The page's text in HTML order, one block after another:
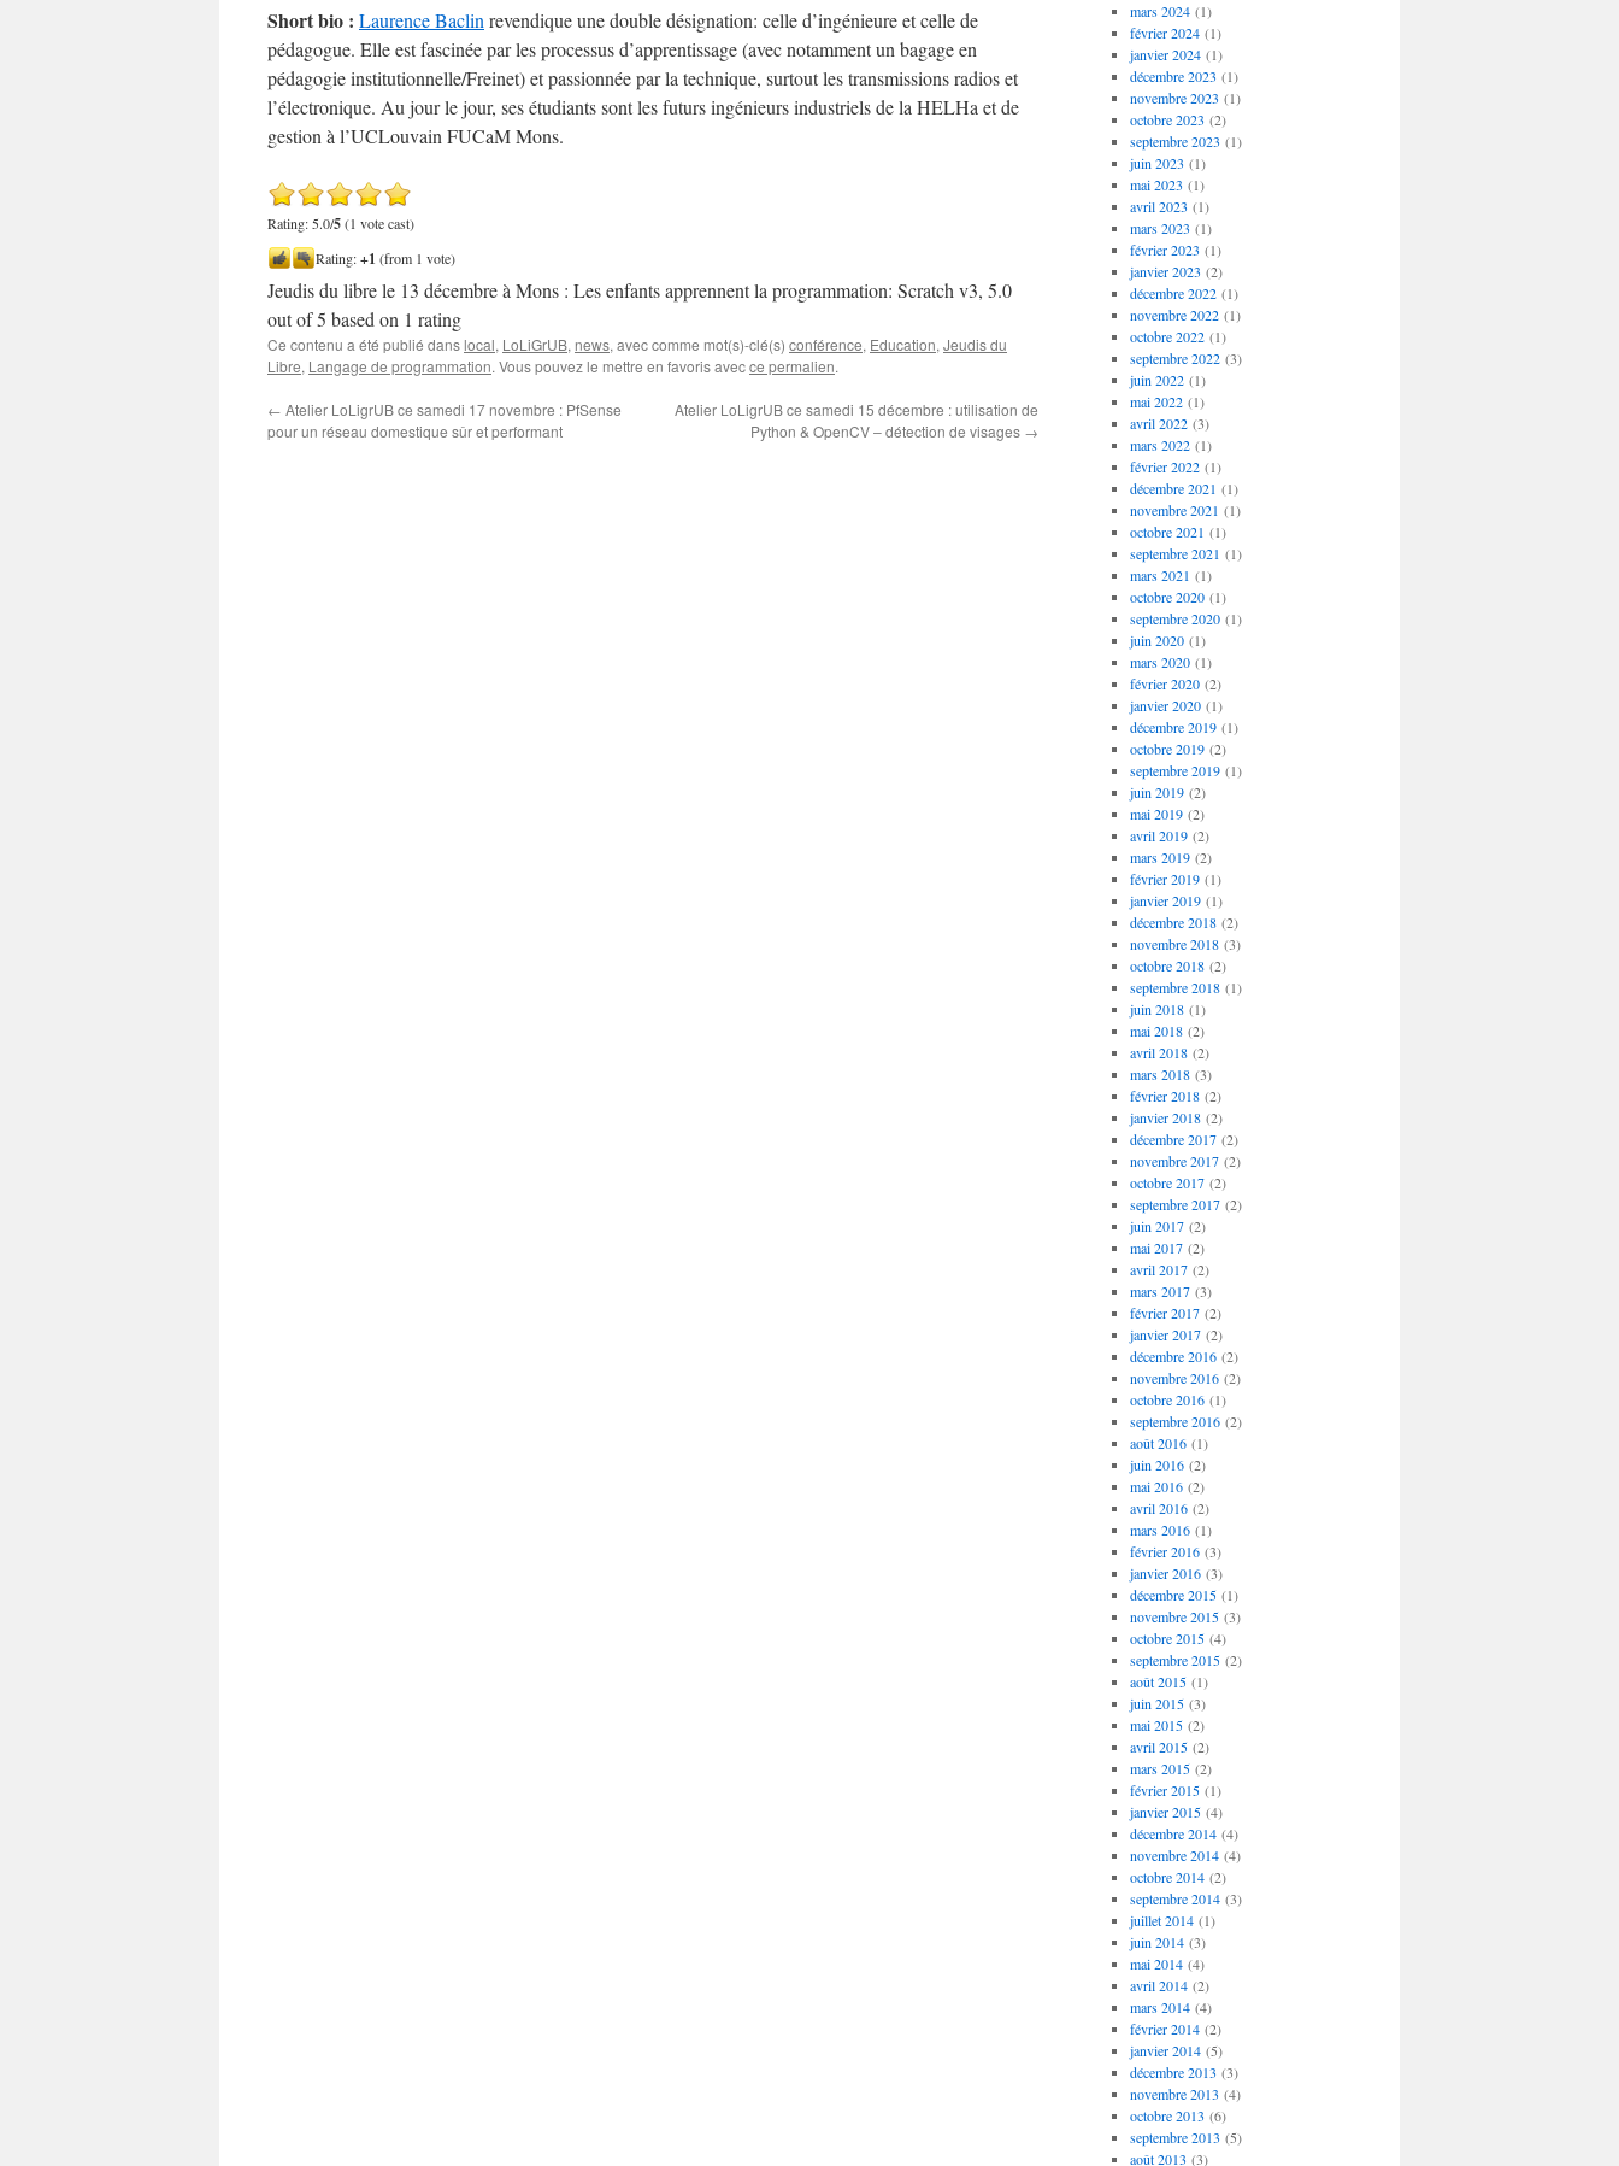
Short bio : Laurence Baclin revendique une double désignation: celle d’ingénieure et celle de
pédagogue. Elle est fascinée par les processus d’apprentissage (avec notamment un bagage en
pédagogie institutionnelle/Freinet) et passionnée par la technique, surtout les transmissions radios et
l’électronique. Au jour le jour, ses étudiants sont les futurs ingénieurs industriels de la HELHa et de
gestion à l’UCLouvain FUCaM Mons.
Rating: 5.0/5(1 vote cast)
Rating:+1 (from 1 vote)
Jeudis du libre le 13 décembre à Mons : Les enfants apprennent la programmation: Scratch v3, 5.0
out of5 based on 1 rating
Ce contenu a été publié danslocal, LoLiGrUB, news, avec comme mot(s)-clé(s) conférence, Education, Jeudis du
Libre, Langage de programmation. Vous pouvez le mettre en favoris avecce permalien.
← Atelier LoLigrUB ce samedi 17 novembre : PfSense
pour un réseau domestique sûr et performant
Atelier LoLigrUB ce samedi 15 décembre : utilisation de
Python & OpenCV – détection de visages →
mars 2024(1)
février 2024(1)
janvier 2024(1)
décembre 2023 (1)
novembre 2023 (1)
octobre 2023 (2)
septembre 2023 (1)
juin 2023 (1)
mai 2023 (1)
avril 2023 (1)
mars 2023 (1)
février 2023 (1)
janvier 2023 (2)
décembre 2022(1)
novembre 2022(1)
octobre 2022(1)
septembre 2022(3)
juin 2022(1)
mai 2022(1)
avril 2022(3)
mars 2022(1)
février 2022(1)
décembre 2021 (1)
novembre 2021 (1)
octobre 2021 (1)
septembre 2021 (1)
mars 2021 (1)
octobre 2020(1)
septembre 2020(1)
juin 2020(1)
mars 2020(1)
février 2020(2)
janvier 2020(1)
décembre 2019(1)
octobre 2019(2)
septembre 2019(1)
juin 2019(2)
mai 2019(2)
avril 2019(2)
mars 2019(2)
février 2019(1)
janvier 2019(1)
décembre 2018(2)
novembre 2018(3)
octobre 2018(2)
septembre 2018(1)
juin 2018(1)
mai 2018(2)
avril 2018(2)
mars 2018(3)
février 2018(2)
janvier 2018(2)
décembre 2017(2)
novembre 2017(2)
octobre 2017(2)
septembre 2017(2)
juin 2017(2)
mai 2017(2)
avril 2017(2)
mars 2017(3)
février 2017(2)
janvier 2017(2)
décembre 2016(2)
novembre 2016(2)
octobre 2016(1)
septembre 2016(2)
août 2016(1)
juin 2016(2)
mai 2016(2)
avril 2016(2)
mars 2016(1)
février 2016(3)
janvier 2016(3)
décembre 2015(1)
novembre 2015(3)
octobre 2015(4)
septembre 2015(2)
août 2015(1)
juin 2015(3)
mai 2015(2)
avril 2015(2)
mars 2015(2)
février 2015(1)
janvier 2015(4)
décembre 2014(4)
novembre 2014(4)
octobre 2014(2)
septembre 2014(3)
juillet 2014(1)
juin 2014(3)
mai 2014(4)
avril 2014(2)
mars 2014(4)
février 2014(2)
janvier 2014(5)
décembre 2013 (3)
novembre 2013 (4)
octobre 2013 (6)
septembre 2013 (5)
août 2013 (3)